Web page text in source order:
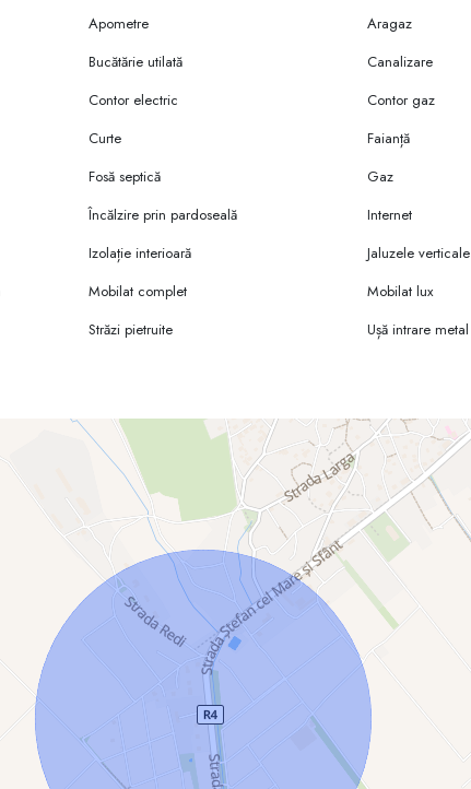
Apometre
Aragaz
Bucătărie utilată
Canalizare
Contor electric
Contor gaz
Curte
Faianță
Fosă septică
Gaz
Încălzire prin pardoseală
Internet
Izolație interioară
Jaluzele verticale
Mobilat complet
Mobilat lux
Străzi pietruite Ușă intrare metal